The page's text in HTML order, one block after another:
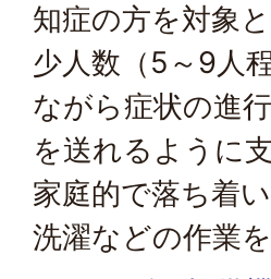
知症の方を対象
少人数（5～9人
ながら症状の進
を送れるように
家庭的で落ち着
洗濯などの作業